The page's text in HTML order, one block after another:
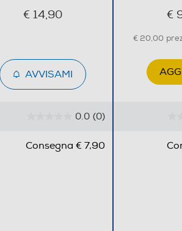
€ 14,90
AVVISAMI
€
€ 20,00
0.0 (0)
Consegna € 7,90